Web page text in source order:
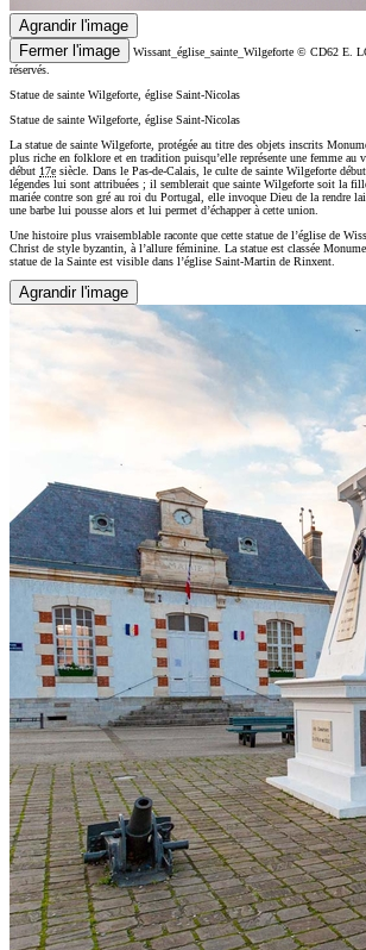
Agrandir l'image
Fermer l'image
Wissant_église_sainte_Wilgeforte © CD62 E.
réservés.
Statue de sainte Wilgeforte, église Saint-Nicolas
Statue de sainte Wilgeforte, église Saint-Nicolas
La statue de sainte Wilgeforte, protégée au titre des objets inscrits
plus riche en folklore et en tradition puisqu’elle représente une femme au
début 17e siècle. Dans le Pas-de-Calais, le culte de sainte Wilgeforte
légendes lui sont attribuées ; il semblerait que sainte Wilgeforte soit la
mariée contre son gré au roi du Portugal, elle invoque Dieu de la rendre
une barbe lui pousse alors et lui permet d’échapper à cette union.
Une histoire plus vraisemblable raconte que cette statue de l’église de
Christ de style byzantin, à l’allure féminine. La statue est classée
statue de la Sainte est visible dans l’église Saint-Martin de Rinxent.
Agrandir l'image